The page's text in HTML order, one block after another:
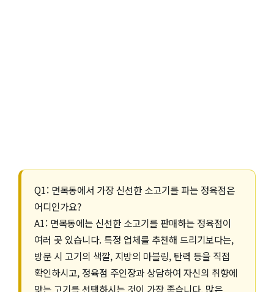
Q1: 면목동에서 가장 신선한 소고기를 파는 정육점은
어디인가요?
A1: 면목동에는 신선한 소고기를 판매하는 정육점이
여러 곳 있습니다. 특정 업체를 추천해 드리기보다는,
방문 시 고기의 색깔, 지방의 마블링, 탄력 등을 직접
확인하시고, 정육점 주인장과 상담하여 자신의 취향에
맞는 고기를 선택하시는 것이 가장 좋습니다. 많은